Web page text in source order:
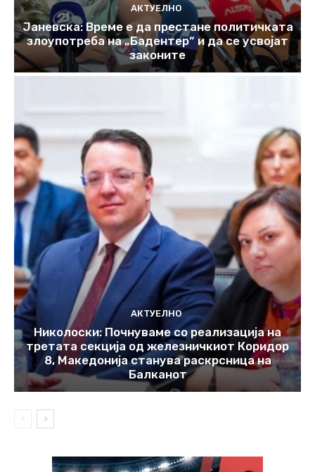
АКТУЕЛНО
Јаневска: Време е да престане политичката
злоупотреба на „Бадентер“ и да се усвојат
законите
АКТУЕЛНО
Николоски: Почнуваме со реализација на
третата секција од железничкиот Коридор
8, Македонија станува раскрсница на
Балканот